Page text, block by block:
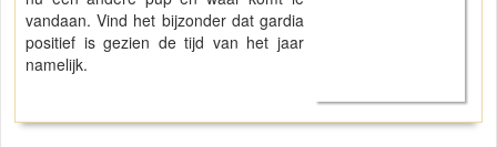
vandaan. Vind het bijzonder dat gardia
positief is gezien de tijd van het jaar
namelijk.